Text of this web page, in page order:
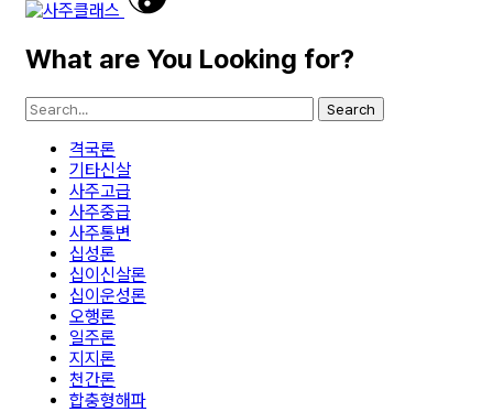
What are You Looking for?
Search
격국론
기타신살
사주고급
사주중급
사주통변
십성론
십이신살론
십이운성론
오행론
일주론
지지론
천간론
합충형해파